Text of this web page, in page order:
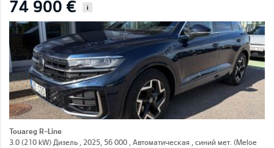
74 900 € i
Touareg R-Line
3.0 (210 kW) Дизель , 2025, 56 000 , Автоматическая , синий мет. (Meloe